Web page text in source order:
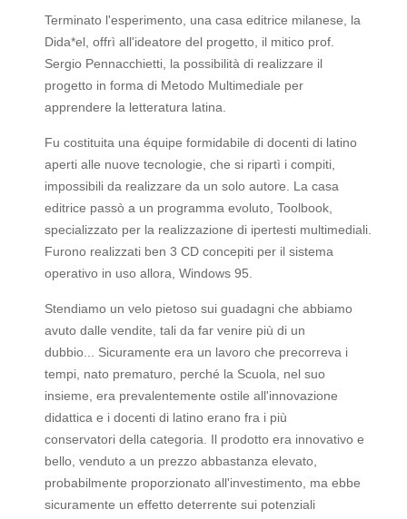
Terminato l'esperimento, una casa editrice milanese, la
Dida*el, offrì all'ideatore del progetto, il mitico prof.
Sergio Pennacchietti, la possibilità di realizzare il
progetto in forma di Metodo Multimediale per
apprendere la letteratura latina.
Fu costituita una équipe formidabile di docenti di latino
aperti alle nuove tecnologie, che si ripartì i compiti,
impossibili da realizzare da un solo autore. La casa
editrice passò a un programma evoluto, Toolbook,
specializzato per la realizzazione di ipertesti multimediali.
Furono realizzati ben 3 CD concepiti per il sistema
operativo in uso allora, Windows 95.
Stendiamo un velo pietoso sui guadagni che abbiamo
avuto dalle vendite, tali da far venire più di un
dubbio... Sicuramente era un lavoro che precorreva i
tempi, nato prematuro, perché la Scuola, nel suo
insieme, era prevalentemente ostile all'innovazione
didattica e i docenti di latino erano fra i più
conservatori della categoria. Il prodotto era innovativo e
bello, venduto a un prezzo abbastanza elevato,
probabilmente proporzionato all'investimento, ma ebbe
sicuramente un effetto deterrente sui potenziali